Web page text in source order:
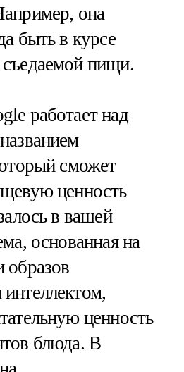
она
быть в курсе
пищи.
работает над
сможет
ценность
в вашей
основанная на
образов
ценность
блюда. В